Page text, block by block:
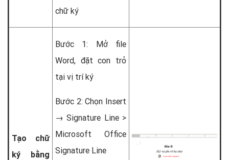
chữ ký
Tạo chữ
ký bằng
Bước 1: Mở file
Word, đặt con trỏ
tại vị trí ký
Bước 2: Chọn Insert
→ Signature Line >
Microsoft Office
Signature Line